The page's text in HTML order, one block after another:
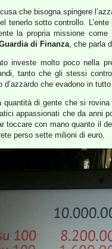
che bisogna spingere
tenerlo sotto controllo.
la propria missione come
di Finanza, che parla
investe molto poco nella
tanto che gli stessi
che evadono in
quantità di gente che si
appassionati che da anni
toccare con mano quanto il
perso sette milioni di euro.